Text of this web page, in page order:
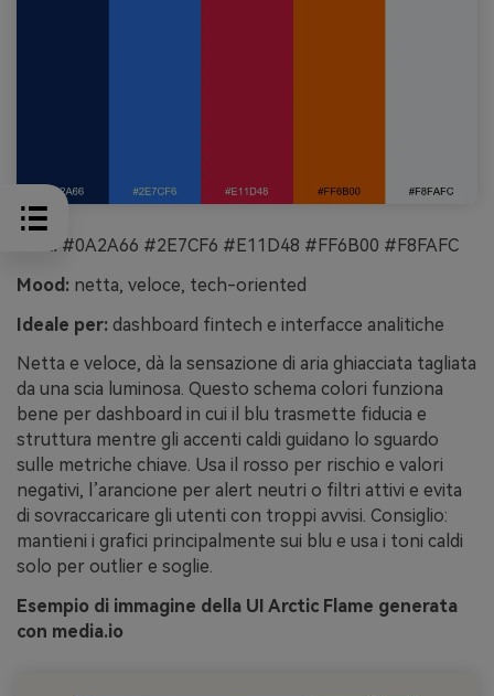
HEX: #0A2A66 #2E7CF6 #E11D48 #FF6B00 #F8FAFC
Mood: netta, veloce, tech-oriented
Ideale per: dashboard fintech e interfacce analitiche
Netta e veloce, dà la sensazione di aria ghiacciata tagliata
da una scia luminosa. Questo schema colori funziona
bene per dashboard in cui il blu trasmette fiducia e
struttura mentre gli accenti caldi guidano lo sguardo
sulle metriche chiave. Usa il rosso per rischio e valori
negativi, l’arancione per alert neutri o filtri attivi e evita
di sovraccaricare gli utenti con troppi avvisi. Consiglio:
mantieni i grafici principalmente sui blu e usa i toni caldi
solo per outlier e soglie.
Esempio di immagine della UI Arctic Flame generata
con media.io